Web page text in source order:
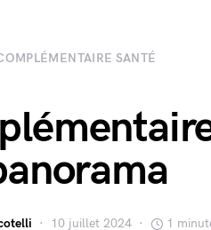
SANTÉ
10 juillet 2024 1